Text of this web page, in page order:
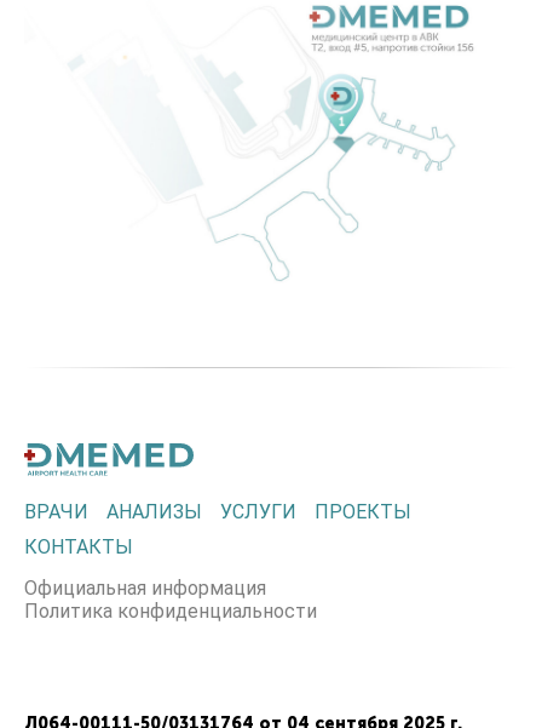
ВРАЧИ АНАЛИЗЫ УСЛУГИ
ПРОЕКТЫ
КОНТАКТЫ
Официальная информация
Политика конфиденциальности
Л064-00111-50/03131764 от 04 сентября 2025 г.